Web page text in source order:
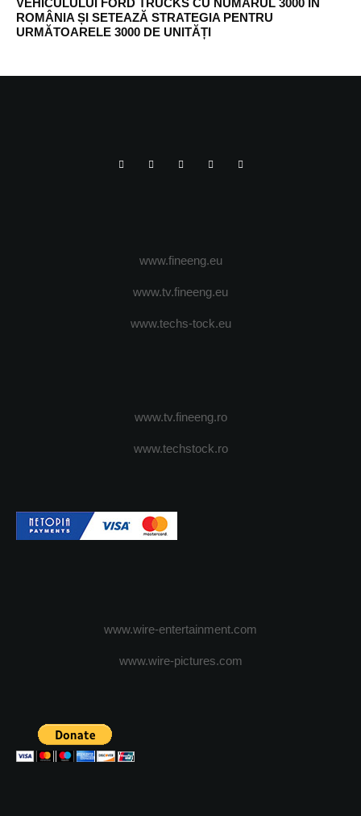
VEHICULULUI FORD TRUCKS CU NUMĂRUL 3000 ÎN
ROMÂNIA ȘI SETEAZĂ STRATEGIA PENTRU
URMĂTOARELE 3000 DE UNITĂȚI
www.fineeng.eu
www.tv.fineeng.eu
www.techs-tock.eu
www.tv.fineeng.ro
www.techstock.ro
www.wire-entertainment.com
www.wire-pictures.com